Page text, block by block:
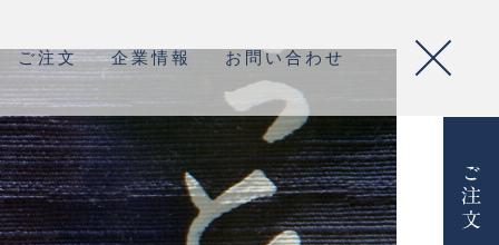
ご注文 企業情報 お問い合わせ